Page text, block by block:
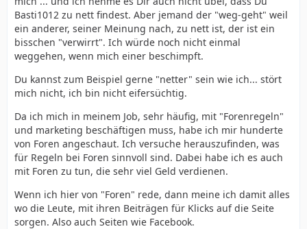
Basti1012 zu nett findest. Aber jemand der "weg-geht" weil
ein anderer, seiner Meinung nach, zu nett ist, der ist ein
bisschen "verwirrt". Ich würde noch nicht einmal
weggehen, wenn mich einer beschimpft.
Du kannst zum Beispiel gerne "netter" sein wie ich... stört
mich nicht, ich bin nicht eifersüchtig.
Da ich mich in meinem Job, sehr häufig, mit "Forenregeln"
und marketing beschäftigen muss, habe ich mir hunderte
von Foren angeschaut. Ich versuche herauszufinden, was
für Regeln bei Foren sinnvoll sind. Dabei habe ich es auch
mit Foren zu tun, die sehr viel Geld verdienen.
Wenn ich hier von "Foren" rede, dann meine ich damit alles
wo die Leute, mit ihren Beiträgen für Klicks auf die Seite
sorgen. Also auch Seiten wie Facebook.